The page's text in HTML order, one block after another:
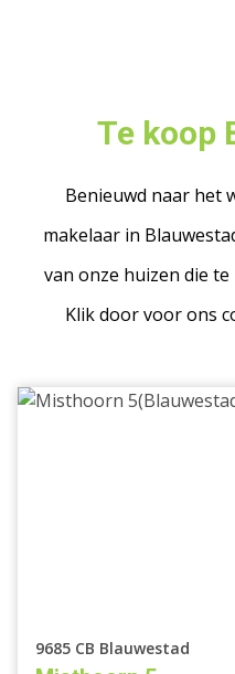
Te koop
Benieuwd naar het
makelaar in
van onze huizen die
Klik door voor ons
9685 CB Blauwestad